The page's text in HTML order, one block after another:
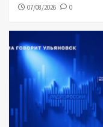
07/08/2026 0